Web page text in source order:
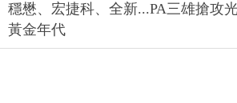
穩懋、宏捷科、全新...PA三雄搶攻
黃金年代